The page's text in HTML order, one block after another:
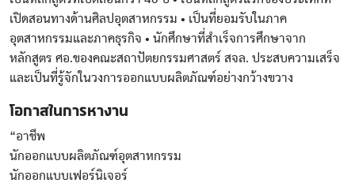
เปิดสอนทางด้านศิลปอุตสาหกรรม • เป็นที่ยอมรับในภาค
อุตสาหกรรมและภาคธุรกิจ • นักศึกษาที่สำเร็จการศึกษาจาก
หลักสูตร ศอ.ของคณะสถาปัตยกรรมศาสตร์ สจล. ประสบความเสร็จ
และเป็นที่รู้จักในวงการออกแบบผลิตภัณฑ์อย่างกว้างขวาง
โอกาสในการหางาน
“อาชีพ
นักออกแบบผลิตภัณฑ์อุตสาหกรรม
นักออกแบบเฟอร์นิเจอร์